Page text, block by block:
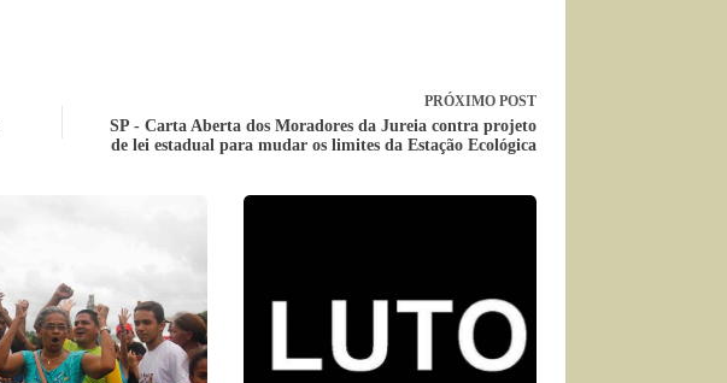
PRÓXIMO POST
SP - Carta Aberta dos Moradores da Jureia contra projeto
de lei estadual para mudar os limites da Estação Ecológica